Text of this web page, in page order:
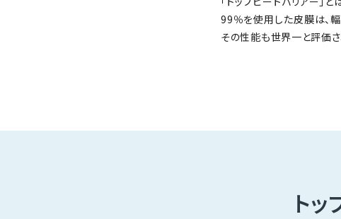
99％を使用した皮膜は、
その性能も世界一と評価
ト